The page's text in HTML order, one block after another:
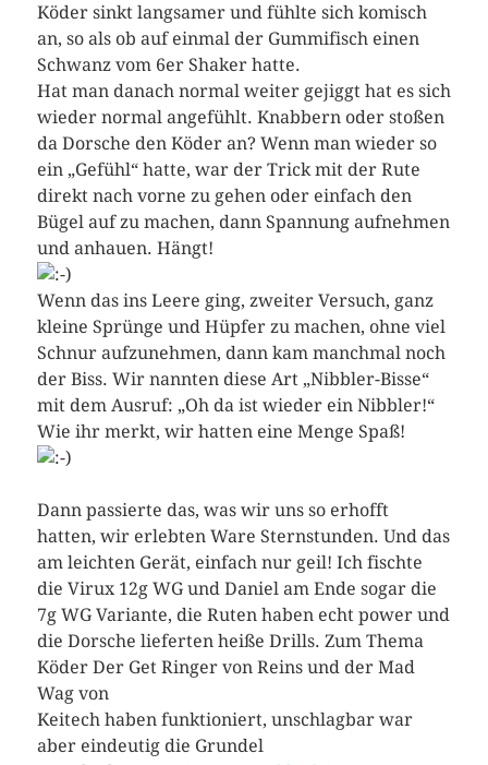
Köder sinkt langsamer und fühlte sich komisch
an, so als ob auf einmal der Gummifisch einen
Schwanz vom 6er Shaker hatte.
Hat man danach normal weiter gejiggt hat es sich
wieder normal angefühlt. Knabbern oder stoßen
da Dorsche den Köder an? Wenn man wieder so
ein „Gefühl“ hatte, war der Trick mit der Rute
direkt nach vorne zu gehen oder einfach den
Bügel auf zu machen, dann Spannung aufnehmen
und anhauen. Hängt!
Wenn das ins Leere ging, zweiter Versuch, ganz
kleine Sprünge und Hüpfer zu machen, ohne viel
Schnur aufzunehmen, dann kam manchmal noch
der Biss. Wir nannten diese Art „Nibbler-Bisse“
mit dem Ausruf: „Oh da ist wieder ein Nibbler!“
Wie ihr merkt, wir hatten eine Menge Spaß!
Dann passierte das, was wir uns so erhofft
hatten, wir erlebten Ware Sternstunden. Und das
am leichten Gerät, einfach nur geil! Ich fischte
die Virux 12g WG und Daniel am Ende sogar die
7g WG Variante, die Ruten haben echt power und
die Dorsche lieferten heiße Drills. Zum Thema
Köder Der Get Ringer von Reins und der Mad
Wag von
Keitech haben funktioniert, unschlagbar war
aber eindeutig die Grundel